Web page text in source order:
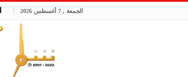
الجمعة , 7 أغسطس 2026